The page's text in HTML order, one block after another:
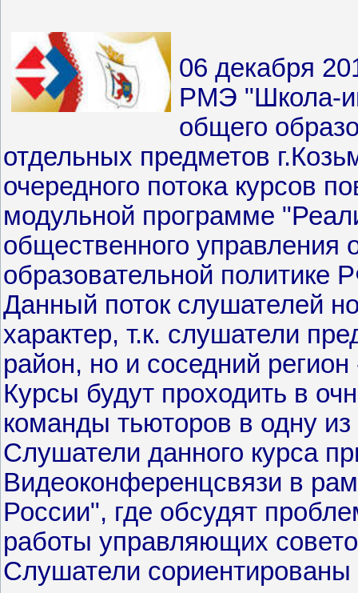
06 декабря
РМЭ "Школа-
общего
отдельных предметов
очередного потока курсов
модульной программе
общественного управления
образовательной политике
Данный поток слушателей
характер, т.к. слушатели
район, но и соседний
Курсы будут проходить в
команды тьюторов в одну
Слушатели данного курса
Видеоконференцсвязи в
России", где обсудят
работы управляющих
Слушатели